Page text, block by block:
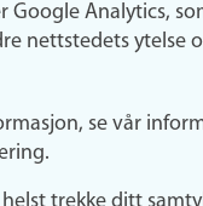
Google Analytics,
nettstedets ytelse
se vår